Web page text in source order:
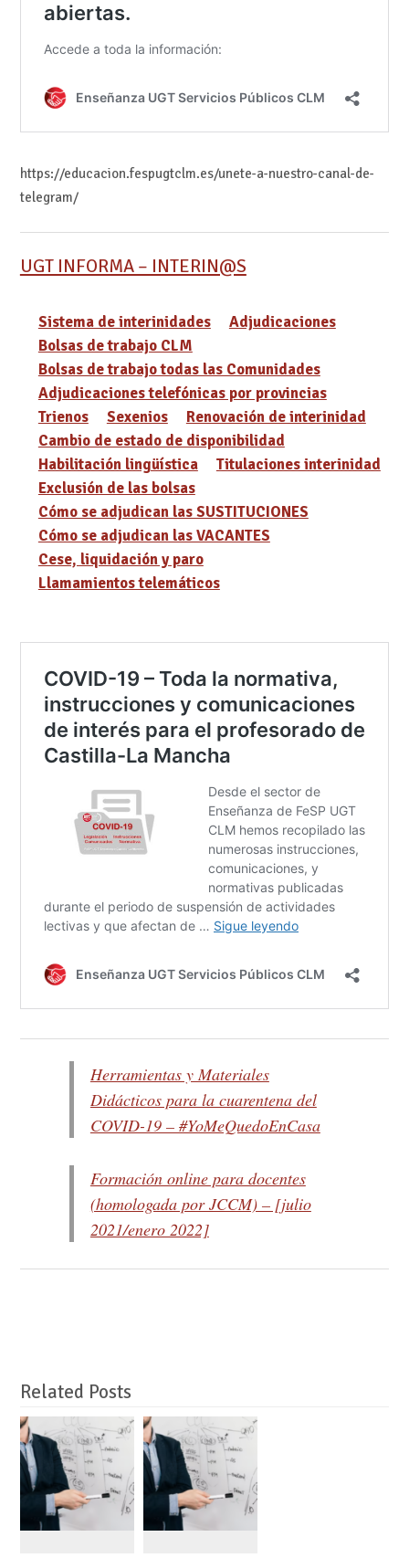
https://educacion.fespugtclm.es/unete-a-nuestro-canal-de-
telegram/
UGT INFORMA – INTERIN@S
Sistema de interinidades
Adjudicaciones
Bolsas de trabajo CLM
Bolsas de trabajo todas las Comunidades
Adjudicaciones telefónicas por provincias
Trienos
Sexenios
Renovación de interinidad
Cambio de estado de disponibilidad
Habilitación lingüística
Titulaciones interinidad
Exclusión de las bolsas
Cómo se adjudican las SUSTITUCIONES
Cómo se adjudican las VACANTES
Cese, liquidación y paro
Llamamientos telemáticos
Herramientas y Materiales
Didácticos para la cuarentena del
COVID-19 – #YoMeQuedoEnCasa
Formación online para docentes
(homologada por JCCM) – [julio
2021/enero 2022]
Related Posts